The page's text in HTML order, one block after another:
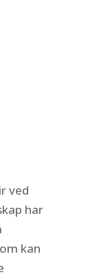
ved
har
kan